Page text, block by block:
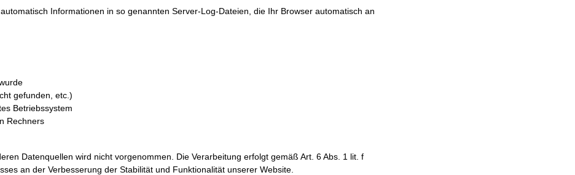
Informationen in so genannten Server-Log-Dateien, die Ihr Browser automatisch an
gefunden, etc.)
Betriebssystem
Rechners
Datenquellen wird nicht vorgenommen. Die Verarbeitung erfolgt gemäß Art. 6 Abs. 1 lit. f
an der Verbesserung der Stabilität und Funktionalität unserer Website.